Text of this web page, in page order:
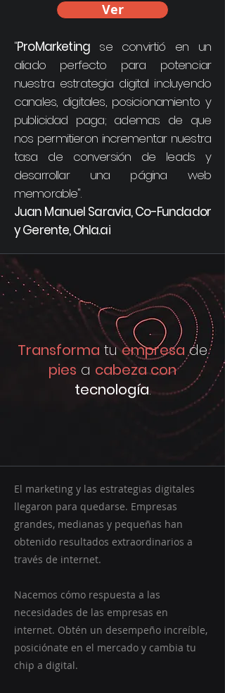
Ver
"ProMarketingse convirtió en un
aliado perfecto para potenciar
nuestra estrategia digital incluyendo
canales, digitales, posicionamiento y
publicidad paga; ademas de que
nos permitieron incrementar nuestra
tasa de conversión de leads y
desarrollar una página web
memorable".
Juan Manuel Saravia, Co-Fundador
y Gerente, Ohla.ai
Transforma tuempresade
pies a cabeza con
tecnología.
El marketing y las estrategias digitales
llegaron para quedarse. Empresas
grandes, medianas y pequeñas han
obtenido resultados extraordinarios a
través de internet.
Nacemos cómo respuesta a las
necesidades de las empresas en
internet. Obtén un desempeño increíble,
posiciónate en el mercado y cambia tu
chip a digital.